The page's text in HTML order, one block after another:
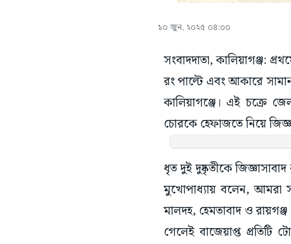
১০ জুন, ২০২৫ ০৪:০০
সংবাদদাতা, কালিয়াগঞ্জ:
রং পাল্টে এবং আকারে
কালিয়াগঞ্জে। এই চক্রে
চোরকে হেফাজতে নিয়ে
ধৃত দুই দুষ্কৃতীকে
মুখোপাধ্যায় বলেন, আমরা
মালদহ, হেমতাবাদ ও
গেলেই বাজেয়াপ্ত